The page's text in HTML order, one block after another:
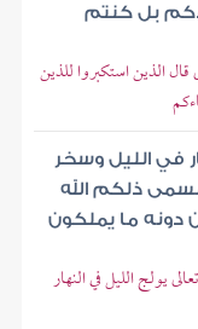
بل كنتم
الذين استكبروا للذين
في الليل وسخر
ذلكم الله
دونه ما يملكون
يولج الليل في النهار